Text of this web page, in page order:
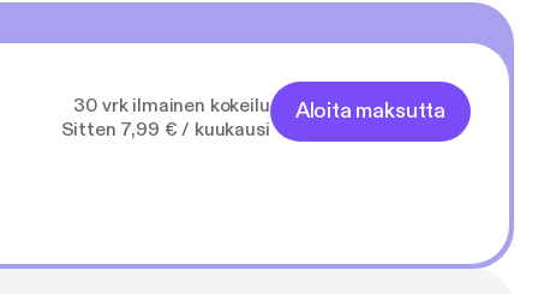
30 vrk ilmainen kokeilu
Sitten 7,99 € / kuukausi
Aloita maksutta